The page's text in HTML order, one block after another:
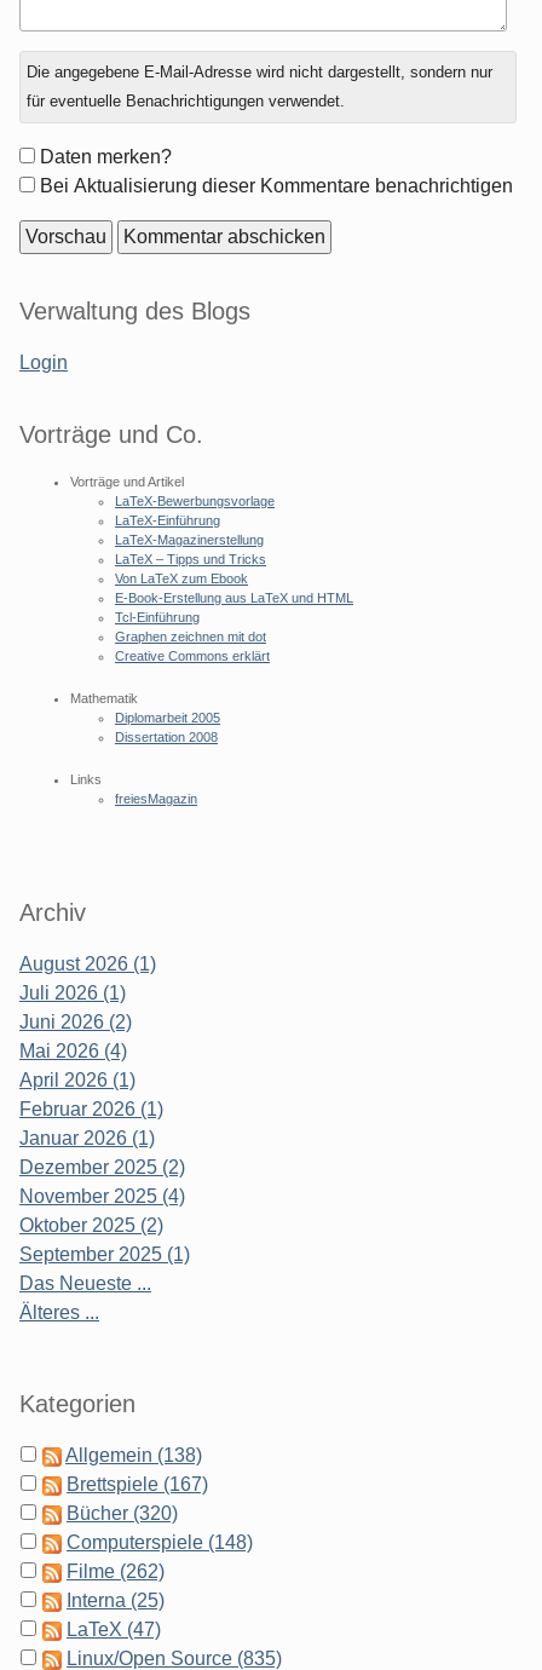
Antwort
zu
Die angegebene E-Mail-Adresse wird nicht dargestellt, sondern nur
für eventuelle Benachrichtigungen verwendet.
Formular-
Optionen
Daten merken?
Bei Aktualisierung dieser Kommentare benachrichtigen
Seitenleiste
Verwaltung des Blogs
Login
Vorträge und Co.
Vorträge und Artikel
LaTeX-Bewerbungsvorlage
LaTeX-Einführung
LaTeX-Magazinerstellung
LaTeX – Tipps und Tricks
Von LaTeX zum Ebook
E-Book-Erstellung aus LaTeX und HTML
Tcl-Einführung
Graphen zeichnen mit dot
Creative Commons erklärt
Mathematik
Diplomarbeit 2005
Dissertation 2008
Links
freiesMagazin
Archiv
August 2026 (1)
Juli 2026 (1)
Juni 2026 (2)
Mai 2026 (4)
April 2026 (1)
Februar 2026 (1)
Januar 2026 (1)
Dezember 2025 (2)
November 2025 (4)
Oktober 2025 (2)
September 2025 (1)
Das Neueste ...
Älteres ...
Kategorien
Allgemein (138)
Brettspiele (167)
Bücher (320)
Computerspiele (148)
Filme (262)
Interna (25)
LaTeX (47)
Linux/Open Source (835)